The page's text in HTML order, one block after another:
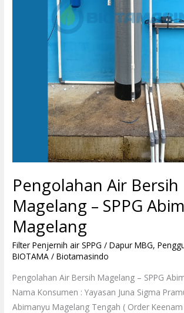
Pengolahan Air Bersih
Magelang – SPPG
Magelang
Filter Penjernih air SPPG / Dapur MBG,
BIOTAMA /Biotamasindo
Pengolahan Air Bersih Magelang – SPPG
Nama Konsumen : Yayasan Juna Sigma
Abimanyu Magelang Tengah ( Order Keenam